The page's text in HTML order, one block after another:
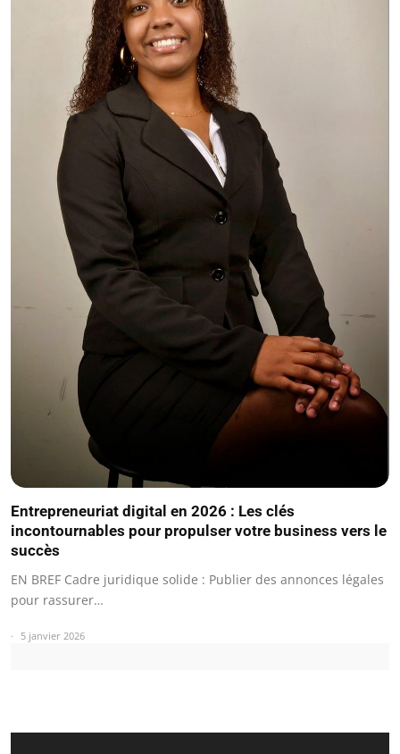
Entrepreneuriat digital en 2026 : Les clés
incontournables pour propulser votre business vers le
succès
EN BREF Cadre juridique solide : Publier des annonces légales
pour rassurer…
5 janvier 2026